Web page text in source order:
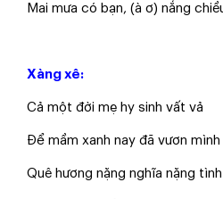
​Mai mưa có bạn, (à ơ) nắng
Xàng xê:
​Cả một đời mẹ hy sinh vất vả
​Để mầm xanh nay đã vươn mình
​Quê hương nặng nghĩa nặng tình